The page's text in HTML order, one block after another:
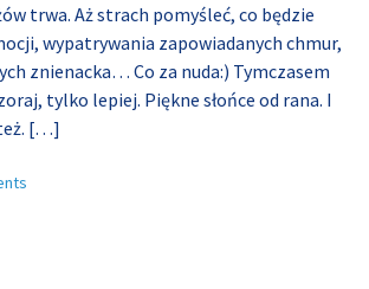
trwa. Aż strach pomyśleć, co będzie
wypatrywania zapowiadanych chmur,
znienacka… Co za nuda:) Tymczasem
tylko lepiej. Piękne słońce od rana. I
[…]